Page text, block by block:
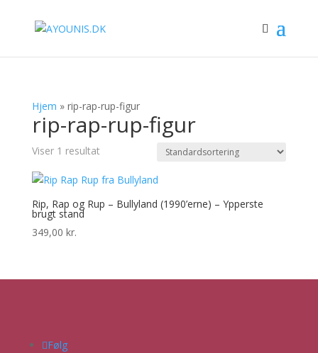
Hjem » rip-rap-rup-figur
rip-rap-rup-figur
Viser 1 resultat
Rip, Rap og Rup – Bullyland (1990’erne) – Ypperste
brugt stand
349,00 kr.
Følg